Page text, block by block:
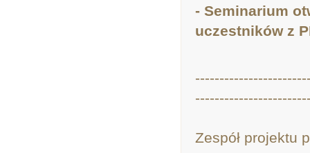
- Seminarium
uczestników z
Zespół projektu